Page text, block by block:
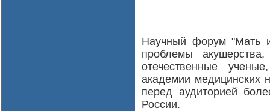
Научный форум "Мать
проблемы
отечественные
академии медицинских
перед аудиторией
России.